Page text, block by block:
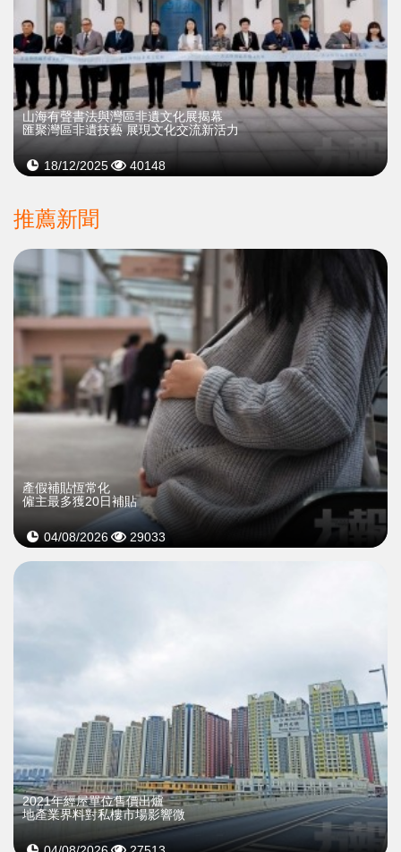
山海有聲書法與灣區非遺文化展揭幕
匯聚灣區非遺技藝 展現文化交流新活力
18/12/2025 40148
推薦新聞
產假補貼恆常化
僱主最多獲20日補貼
04/08/2026 29033
2021年經屋單位售價出爐
地產業界料對私樓市場影響微